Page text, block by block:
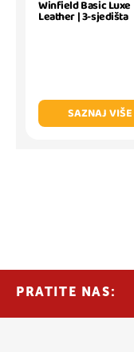
Winfield Basic Luxe
Leather | 3-sjedišta
SAZNAJ VIŠE
PRATITE NAS: